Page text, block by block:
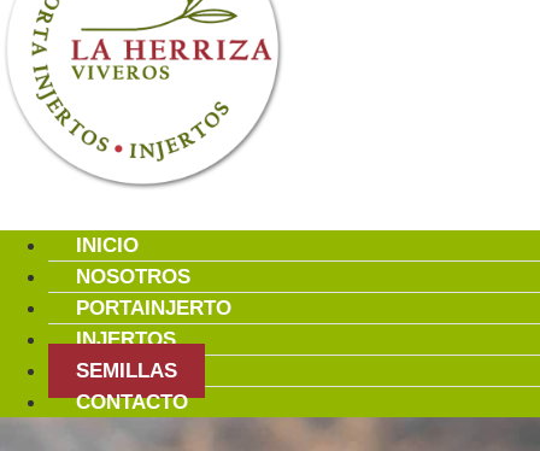
INICIO
NOSOTROS
PORTAINJERTO
INJERTOS
SEMILLAS
CONTACTO